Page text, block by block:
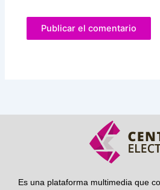
Es una plataforma multimedia que